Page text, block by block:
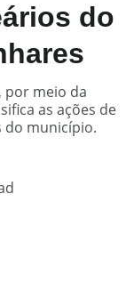
do
por meio da
as ações de
do município.